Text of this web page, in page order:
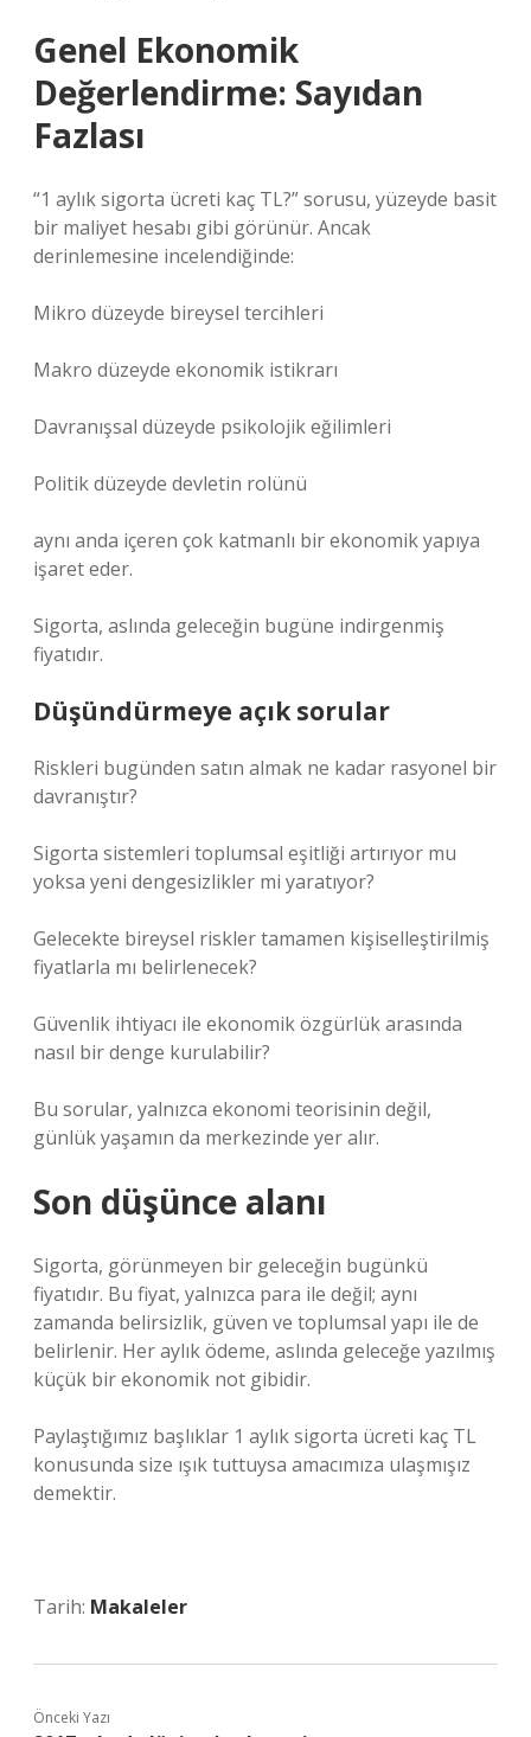
Genel Ekonomik
Değerlendirme: Sayıdan
Fazlası
“1 aylık sigorta ücreti kaç TL?” sorusu, yüzeyde basit
bir maliyet hesabı gibi görünür. Ancak
derinlemesine incelendiğinde:
Mikro düzeyde bireysel tercihleri
Makro düzeyde ekonomik istikrarı
Davranışsal düzeyde psikolojik eğilimleri
Politik düzeyde devletin rolünü
aynı anda içeren çok katmanlı bir ekonomik yapıya
işaret eder.
Sigorta, aslında geleceğin bugüne indirgenmiş
fiyatıdır.
Düşündürmeye açık sorular
Riskleri bugünden satın almak ne kadar rasyonel bir
davranıştır?
Sigorta sistemleri toplumsal eşitliği artırıyor mu
yoksa yeni dengesizlikler mi yaratıyor?
Gelecekte bireysel riskler tamamen kişiselleştirilmiş
fiyatlarla mı belirlenecek?
Güvenlik ihtiyacı ile ekonomik özgürlük arasında
nasıl bir denge kurulabilir?
Bu sorular, yalnızca ekonomi teorisinin değil,
günlük yaşamın da merkezinde yer alır.
Son düşünce alanı
Sigorta, görünmeyen bir geleceğin bugünkü
fiyatıdır. Bu fiyat, yalnızca para ile değil; aynı
zamanda belirsizlik, güven ve toplumsal yapı ile de
belirlenir. Her aylık ödeme, aslında geleceğe yazılmış
küçük bir ekonomik not gibidir.
Paylaştığımız başlıklar 1 aylık sigorta ücreti kaç TL
konusunda size ışık tuttuysa amacımıza ulaşmışız
demektir.
Tarih: Makaleler
Önceki Yazı